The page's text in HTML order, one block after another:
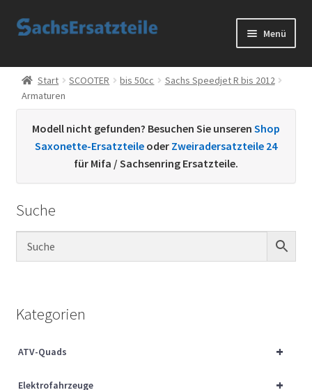
Zur
Zum
Menü
Start
AGB
Datenschutzerklärung
Kontakt
Sachs Ersatzteile
Über uns
Start SCOOTER bis 50cc
Sachs Speedjet R bis 2012
Armaturen
Modell nicht gefunden? Besuchen Sie unseren Shop
Saxonette-Ersatzteile oder Zweiradersatzteile 24
für Mifa / Sachsenring Ersatzteile.
Suche
Kategorien
+
ATV-Quads
+
Elektrofahrzeuge